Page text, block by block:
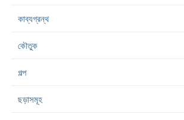
কাব্যগ্রন্থ
কৌতুক
গল্প
ছড়াসমূহ